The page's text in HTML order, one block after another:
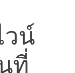
วน์
ที่